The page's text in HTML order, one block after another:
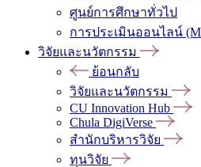
ศูนย์การศึกษาทั่วไป
การประเมินออนไลน์
วิจัยและนวัตกรรม
ย้อนกลับ
วิจัยและนวัตกรรม
CU Innovation Hub
Chula DigiVerse
สำนักบริหารวิจัย
ทุนวิจัย